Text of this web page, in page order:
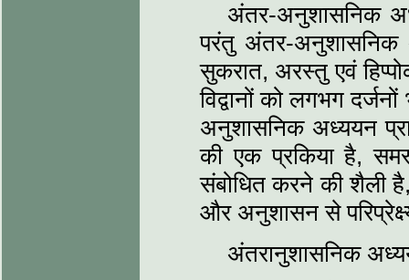
अंतर-अनुशासनिक
परंतु अंतर-अनुशासनिक
सुकरात, अरस्तु एवं
विद्वानों को लगभग
अनुशासनिक अध्ययन
की एक प्रकिया है,
संबोधित करने की शैली है,
और अनुशासन से
अंतरानुशासनिक